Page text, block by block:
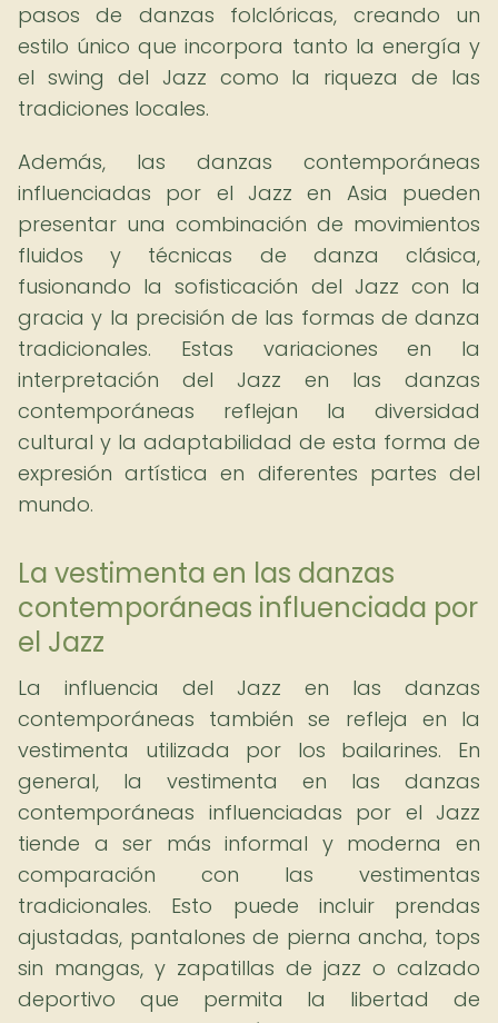
pasos de danzas folclóricas, creando un
estilo único que incorpora tanto la energía y
el swing del Jazz como la riqueza de las
tradiciones locales.
Además, las danzas contemporáneas
influenciadas por el Jazz en Asia pueden
presentar una combinación de movimientos
fluidos y técnicas de danza clásica,
fusionando la sofisticación del Jazz con la
gracia y la precisión de las formas de danza
tradicionales. Estas variaciones en la
interpretación del Jazz en las danzas
contemporáneas reflejan la diversidad
cultural y la adaptabilidad de esta forma de
expresión artística en diferentes partes del
mundo.
La vestimenta en las danzas
contemporáneas influenciada por
el Jazz
La influencia del Jazz en las danzas
contemporáneas también se refleja en la
vestimenta utilizada por los bailarines. En
general, la vestimenta en las danzas
contemporáneas influenciadas por el Jazz
tiende a ser más informal y moderna en
comparación con las vestimentas
tradicionales. Esto puede incluir prendas
ajustadas, pantalones de pierna ancha, tops
sin mangas, y zapatillas de jazz o calzado
deportivo que permita la libertad de